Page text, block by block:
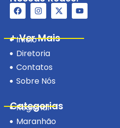
+ Ver Mais
Início
Diretoria
Contatos
Sobre Nós
Categorias
Regional
Maranhão